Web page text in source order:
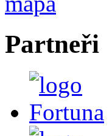
Partneři